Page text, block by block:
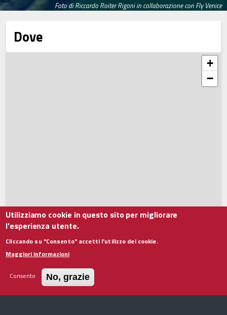
Foto di Riccardo Roiter Rigoni in collaborazione con Fly Venice
Dove
+
−
Utilizziamo cookie in questo sito per migliorare
l'esperienza utente.
Cliccando su "Consento" accetti l'utilizzo dei cookie.
Maggiori informazioni
Consento No, grazie